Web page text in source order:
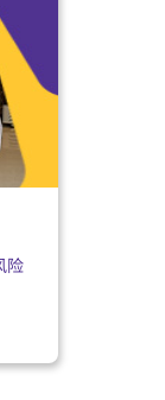
险